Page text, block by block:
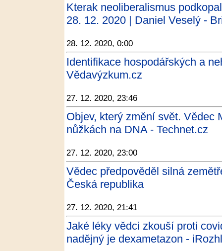
Kterak neoliberalismus
28. 12. 2020 | Daniel Veselý -
28. 12. 2020, 0:00
Identifikace hospodářských a
Vědavýzkum.cz
27. 12. 2020, 23:46
Objev, který změní svět. Vědec
nůžkách na DNA - Technet.cz
27. 12. 2020, 23:00
Vědec předpověděl silná
Česká republika
27. 12. 2020, 21:41
Jaké léky vědci zkouší proti
nadějný je dexametazon -